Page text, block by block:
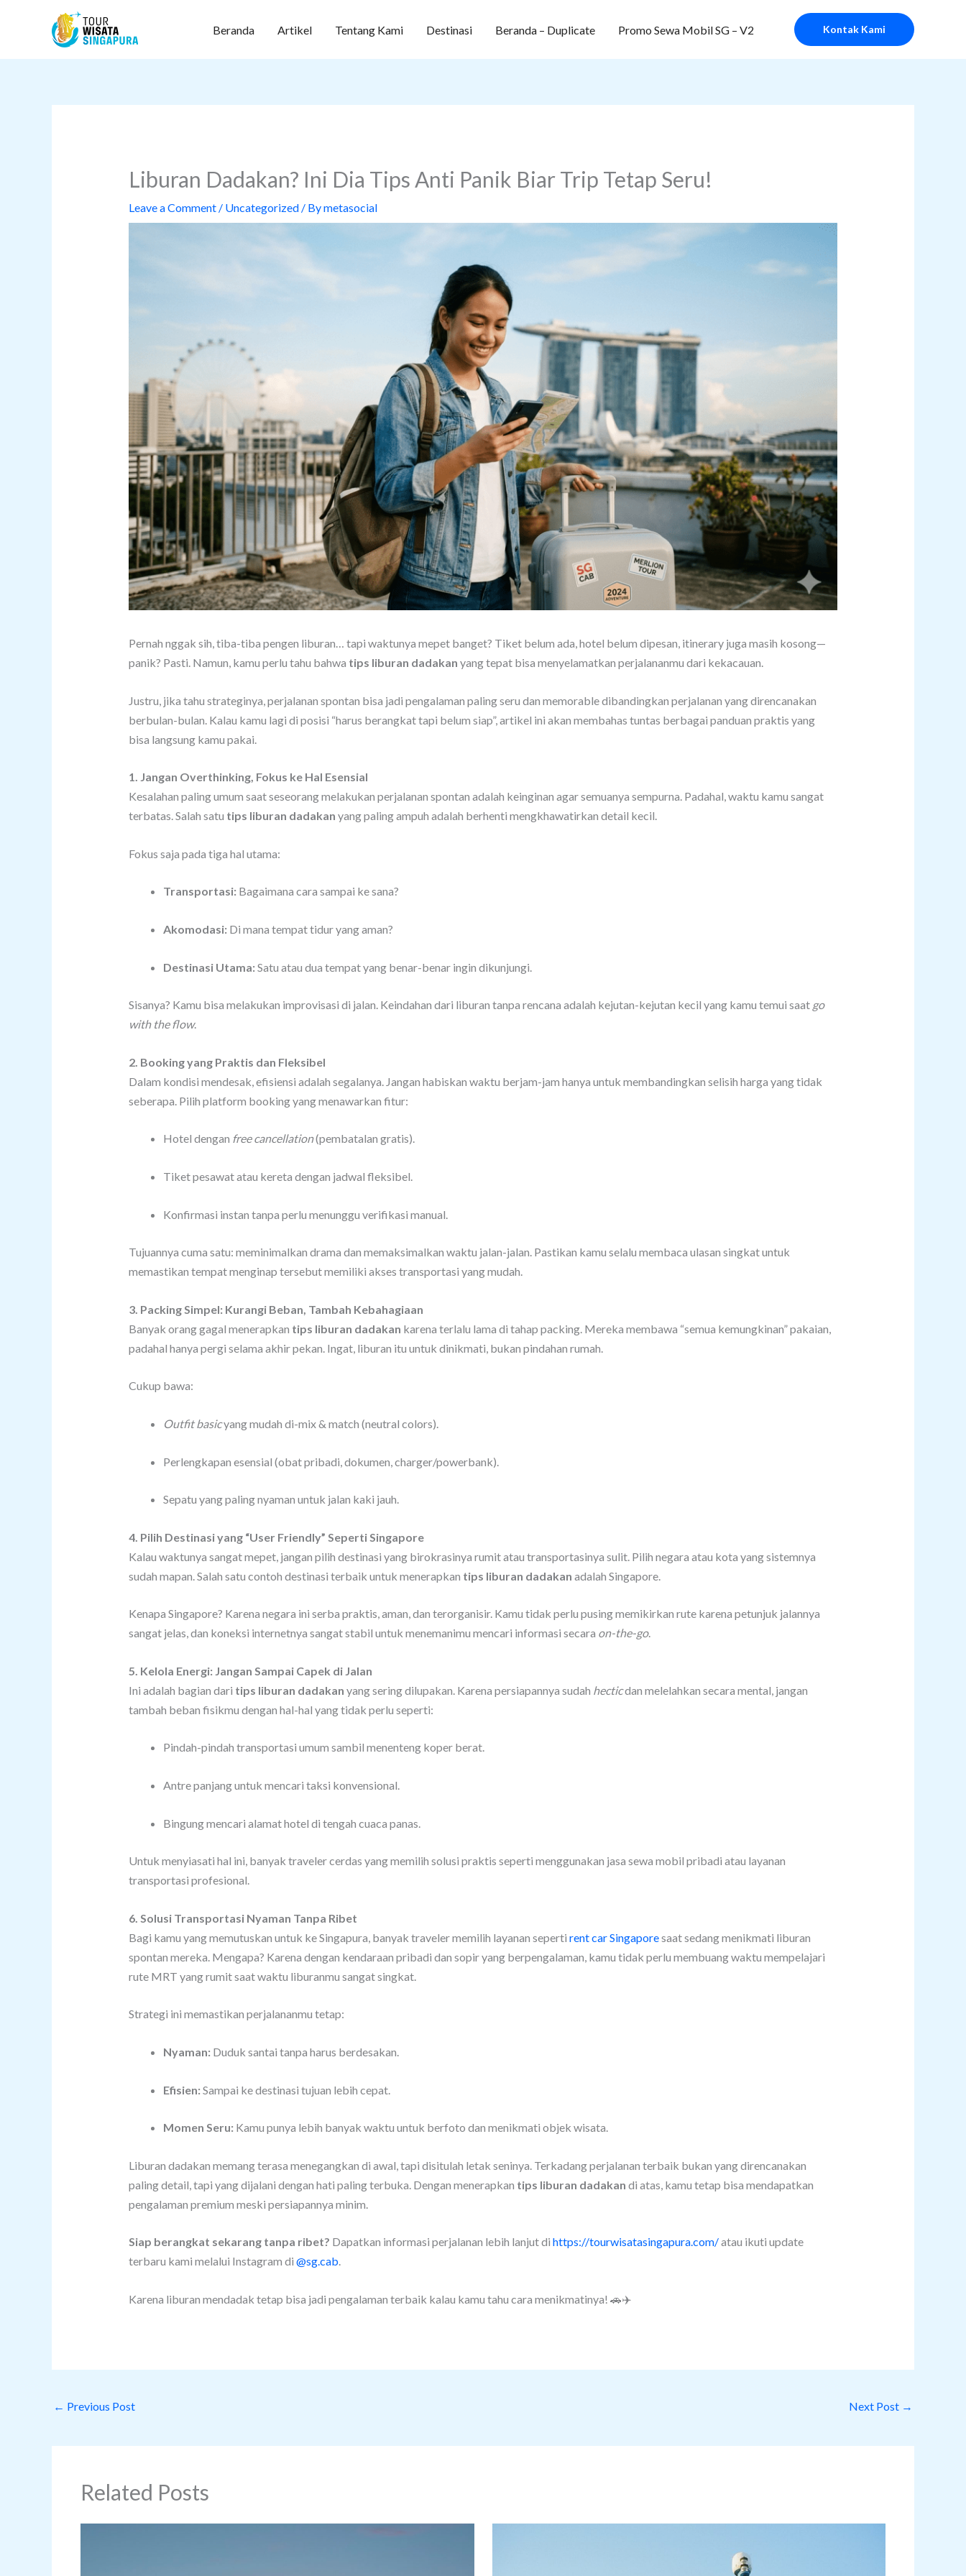
Beranda Artikel Tentang Kami Destinasi Beranda – Duplicate Promo Sewa Mobil SG – V2 Kontak Kami
Liburan Dadakan? Ini Dia Tips Anti Panik Biar Trip Tetap Seru!
Leave a Comment / Uncategorized/ Bymetasocial
Pernah nggak sih, tiba-tiba pengen liburan… tapi waktunya mepet banget? Tiket belum ada, hotel belum dipesan, itinerary juga masih kosong—
panik? Pasti. Namun, kamu perlu tahu bahwa tips liburan dadakan yang tepat bisa menyelamatkan perjalananmu dari kekacauan.
Justru, jika tahu strateginya, perjalanan spontan bisa jadi pengalaman paling seru dan memorable dibandingkan perjalanan yang direncanakan
berbulan-bulan. Kalau kamu lagi di posisi “harus berangkat tapi belum siap”, artikel ini akan membahas tuntas berbagai panduan praktis yang
bisa langsung kamu pakai.
1. Jangan Overthinking, Fokus ke Hal Esensial
Kesalahan paling umum saat seseorang melakukan perjalanan spontan adalah keinginan agar semuanya sempurna. Padahal, waktu kamu sangat
terbatas. Salah satu tips liburan dadakan yang paling ampuh adalah berhenti mengkhawatirkan detail kecil.
Fokus saja pada tiga hal utama:
Transportasi: Bagaimana cara sampai ke sana?
Akomodasi: Di mana tempat tidur yang aman?
Destinasi Utama: Satu atau dua tempat yang benar-benar ingin dikunjungi.
Sisanya? Kamu bisa melakukan improvisasi di jalan. Keindahan dari liburan tanpa rencana adalah kejutan-kejutan kecil yang kamu temui saat go
with the flow.
2. Booking yang Praktis dan Fleksibel
Dalam kondisi mendesak, efisiensi adalah segalanya. Jangan habiskan waktu berjam-jam hanya untuk membandingkan selisih harga yang tidak
seberapa. Pilih platform booking yang menawarkan fitur:
Hotel dengan free cancellation(pembatalan gratis).
Tiket pesawat atau kereta dengan jadwal fleksibel.
Konfirmasi instan tanpa perlu menunggu verifikasi manual.
Tujuannya cuma satu: meminimalkan drama dan memaksimalkan waktu jalan-jalan. Pastikan kamu selalu membaca ulasan singkat untuk
memastikan tempat menginap tersebut memiliki akses transportasi yang mudah.
3. Packing Simpel: Kurangi Beban, Tambah Kebahagiaan
Banyak orang gagal menerapkan tips liburan dadakan karena terlalu lama di tahap packing. Mereka membawa “semua kemungkinan” pakaian,
padahal hanya pergi selama akhir pekan. Ingat, liburan itu untuk dinikmati, bukan pindahan rumah.
Cukup bawa:
Outfit basicyang mudah di-mix & match (neutral colors).
Perlengkapan esensial (obat pribadi, dokumen, charger/powerbank).
Sepatu yang paling nyaman untuk jalan kaki jauh.
4. Pilih Destinasi yang “User Friendly” Seperti Singapore
Kalau waktunya sangat mepet, jangan pilih destinasi yang birokrasinya rumit atau transportasinya sulit. Pilih negara atau kota yang sistemnya
sudah mapan. Salah satu contoh destinasi terbaik untuk menerapkan tips liburan dadakan adalah Singapore.
Kenapa Singapore? Karena negara ini serba praktis, aman, dan terorganisir. Kamu tidak perlu pusing memikirkan rute karena petunjuk jalannya
sangat jelas, dan koneksi internetnya sangat stabil untuk menemanimu mencari informasi secara on-the-go.
5. Kelola Energi: Jangan Sampai Capek di Jalan
Ini adalah bagian dari tips liburan dadakan yang sering dilupakan. Karena persiapannya sudah hecticdan melelahkan secara mental, jangan
tambah beban fisikmu dengan hal-hal yang tidak perlu seperti:
Pindah-pindah transportasi umum sambil menenteng koper berat.
Antre panjang untuk mencari taksi konvensional.
Bingung mencari alamat hotel di tengah cuaca panas.
Untuk menyiasati hal ini, banyak traveler cerdas yang memilih solusi praktis seperti menggunakan jasa sewa mobil pribadi atau layanan
transportasi profesional.
6. Solusi Transportasi Nyaman Tanpa Ribet
Bagi kamu yang memutuskan untuk ke Singapura, banyak traveler memilih layanan seperti rent car Singaporesaat sedang menikmati liburan
spontan mereka. Mengapa? Karena dengan kendaraan pribadi dan sopir yang berpengalaman, kamu tidak perlu membuang waktu mempelajari
rute MRT yang rumit saat waktu liburanmu sangat singkat.
Strategi ini memastikan perjalananmu tetap:
Nyaman: Duduk santai tanpa harus berdesakan.
Efisien: Sampai ke destinasi tujuan lebih cepat.
Momen Seru: Kamu punya lebih banyak waktu untuk berfoto dan menikmati objek wisata.
Liburan dadakan memang terasa menegangkan di awal, tapi disitulah letak seninya. Terkadang perjalanan terbaik bukan yang direncanakan
paling detail, tapi yang dijalani dengan hati paling terbuka. Dengan menerapkan tips liburan dadakan di atas, kamu tetap bisa mendapatkan
pengalaman premium meski persiapannya minim.
Siap berangkat sekarang tanpa ribet? Dapatkan informasi perjalanan lebih lanjut di https://tourwisatasingapura.com/atau ikuti update
terbaru kami melalui Instagram di @sg.cab.
Karena liburan mendadak tetap bisa jadi pengalaman terbaik kalau kamu tahu cara menikmatinya! 🚗✈️
← Previous Post Next Post →
Related Posts